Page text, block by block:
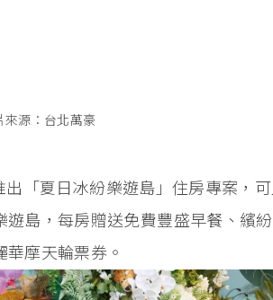
來源：台北萬豪
「夏日冰紛樂遊島」住房專案，
島，每房贈送免費豐盛早餐、繽
摩天輪票券。